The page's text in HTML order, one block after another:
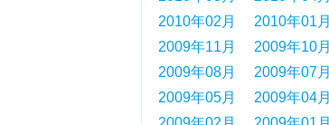
2010年02月
2010年01月
2009年11月
2009年10月
2009年08月
2009年07月
2009年05月
2009年04月